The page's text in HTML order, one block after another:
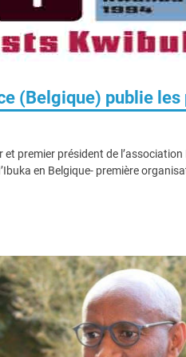
(Belgique) publie les
premier président de
en Belgique- première